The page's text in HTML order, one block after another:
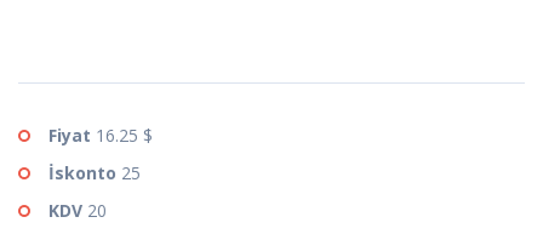
Fiyat 16.25 $
İskonto 25
KDV 20